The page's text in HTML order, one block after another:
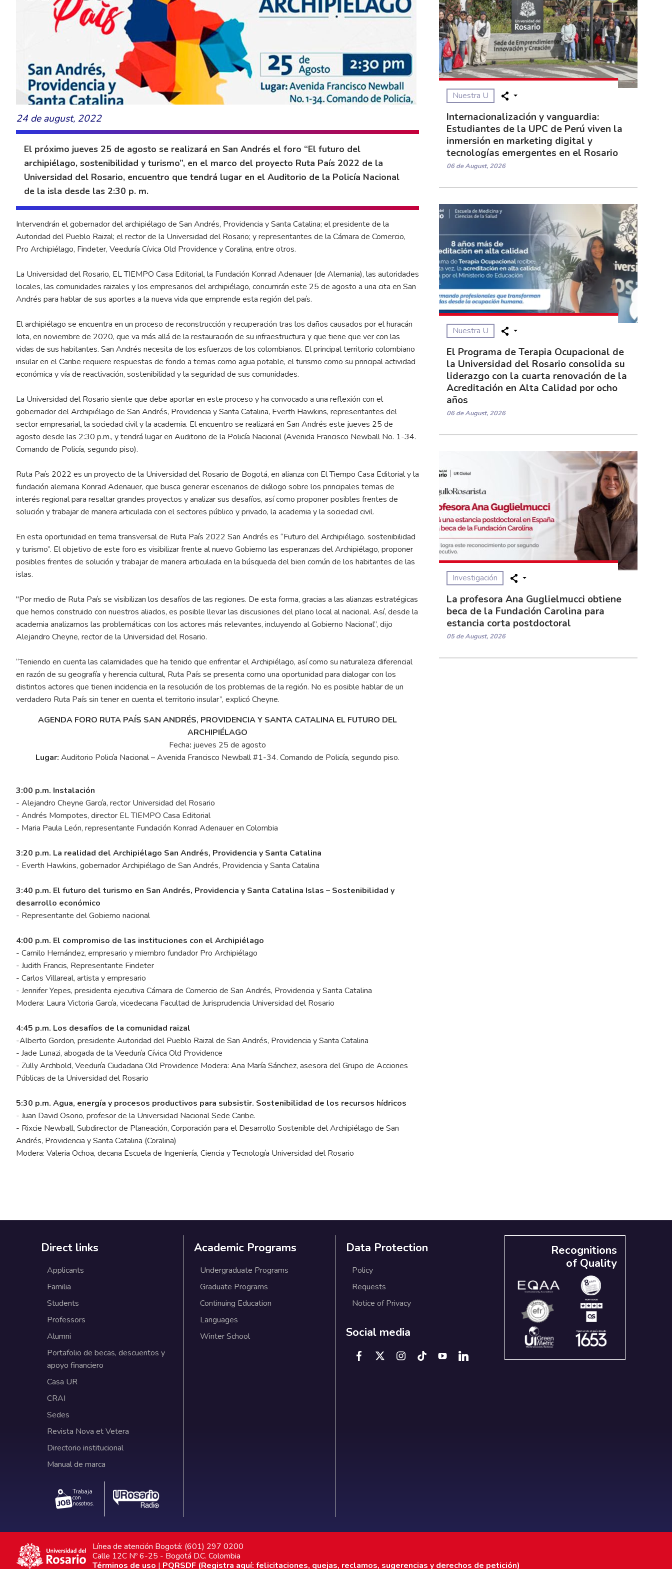
24 de august, 2022
El próximo jueves 25 de agosto se realizará en San Andrés el foro “El futuro del
archipiélago, sostenibilidad y turismo”, en el marco del proyecto Ruta País 2022 de la
Universidad del Rosario, encuentro que tendrá lugar en el Auditorio de la Policía Nacional
de la isla desde las 2:30 p. m.
Intervendrán el gobernador del archipiélago de San Andrés, Providencia y Santa Catalina; el presidente de la
Autoridad del Pueblo Raizal; el rector de la Universidad del Rosario; y representantes de la Cámara de Comercio,
Pro Archipiélago, Findeter, Veeduría Cívica Old Providence y Coralina, entre otros.
La Universidad del Rosario, EL TIEMPO Casa Editorial, la Fundación Konrad Adenauer (de Alemania), las autoridades
locales, las comunidades raizales y los empresarios del archipiélago, concurrirán este 25 de agosto a una cita en San
Andrés para hablar de sus aportes a la nueva vida que emprende esta región del país.
El archipiélago se encuentra en un proceso de reconstrucción y recuperación tras los daños causados por el huracán
Iota, en noviembre de 2020, que va más allá de la restauración de su infraestructura y que tiene que ver con las
vidas de sus habitantes. San Andrés necesita de los esfuerzos de los colombianos. El principal territorio colombiano
insular en el Caribe requiere respuestas de fondo a temas como agua potable, el turismo como su principal actividad
económica y vía de reactivación, sostenibilidad y la seguridad de sus comunidades.
La Universidad del Rosario siente que debe aportar en este proceso y ha convocado a una reflexión con el
gobernador del Archipiélago de San Andrés, Providencia y Santa Catalina, Everth Hawkins, representantes del
sector empresarial, la sociedad civil y la academia. El encuentro se realizará en San Andrés este jueves 25 de
agosto desde las 2:30 p.m., y tendrá lugar en Auditorio de la Policía Nacional (Avenida Francisco Newball No. 1-34.
Comando de Policía, segundo piso).
Ruta País 2022 es un proyecto de la Universidad del Rosario de Bogotá, en alianza con El Tiempo Casa Editorial y la
fundación alemana Konrad Adenauer, que busca generar escenarios de diálogo sobre los principales temas de
interés regional para resaltar grandes proyectos y analizar sus desafíos, así como proponer posibles frentes de
solución y trabajar de manera articulada con el sectores público y privado, la academia y la sociedad civil.
En esta oportunidad en tema transversal de Ruta País 2022 San Andrés es “Futuro del Archipiélago. sostenibilidad
y turismo”. El objetivo de este foro es visibilizar frente al nuevo Gobierno las esperanzas del Archipiélago, proponer
posibles frentes de solución y trabajar de manera articulada en la búsqueda del bien común de los habitantes de las
islas.
"Por medio de Ruta País se visibilizan los desafíos de las regiones. De esta forma, gracias a las alianzas estratégicas
que hemos construido con nuestros aliados, es posible llevar las discusiones del plano local al nacional. Así, desde la
academia analizamos las problemáticas con los actores más relevantes, incluyendo al Gobierno Nacional”, dijo
Alejandro Cheyne, rector de la Universidad del Rosario.
“Teniendo en cuenta las calamidades que ha tenido que enfrentar el Archipiélago, así como su naturaleza diferencial
en razón de su geografía y herencia cultural, Ruta País se presenta como una oportunidad para dialogar con los
distintos actores que tienen incidencia en la resolución de los problemas de la región. No es posible hablar de un
verdadero Ruta País sin tener en cuenta el territorio insular”, explicó Cheyne.
AGENDA FORO RUTA PAÍS SAN ANDRÉS, PROVIDENCIA Y SANTA CATALINA EL FUTURO DEL
ARCHIPIÉLAGO
Fecha: jueves 25 de agosto
Lugar: Auditorio Policía Nacional – Avenida Francisco Newball #1-34. Comando de Policía, segundo piso.
3:00 p.m. Instalación
- Alejandro Cheyne García, rector Universidad del Rosario
- Andrés Mompotes, director EL TIEMPO Casa Editorial
- Maria Paula León, representante Fundación Konrad Adenauer en Colombia
3:20 p.m. La realidad del Archipiélago San Andrés, Providencia y Santa Catalina
- Everth Hawkins, gobernador Archipiélago de San Andrés, Providencia y Santa Catalina
3:40 p.m. El futuro del turismo en San Andrés, Providencia y Santa Catalina Islas – Sostenibilidad y
desarrollo económico
- Representante del Gobierno nacional
4:00 p.m. El compromiso de las instituciones con el Archipiélago
- Camilo Hernández, empresario y miembro fundador Pro Archipiélago
- Judith Francis, Representante Findeter
- Carlos Villareal, artista y empresario
- Jennifer Yepes, presidenta ejecutiva Cámara de Comercio de San Andrés, Providencia y Santa Catalina
Modera: Laura Victoria García, vicedecana Facultad de Jurisprudencia Universidad del Rosario
4:45 p.m. Los desafíos de la comunidad raizal
-Alberto Gordon, presidente Autoridad del Pueblo Raizal de San Andrés, Providencia y Santa Catalina
- Jade Lunazi, abogada de la Veeduría Cívica Old Providence
- Zully Archbold, Veeduría Ciudadana Old Providence Modera: Ana María Sánchez, asesora del Grupo de Acciones
Públicas de la Universidad del Rosario
5:30 p.m. Agua, energía y procesos productivos para subsistir. Sostenibilidad de los recursos hídricos
- Juan David Osorio, profesor de la Universidad Nacional Sede Caribe.
- Rixcie Newball, Subdirector de Planeación, Corporación para el Desarrollo Sostenible del Archipiélago de San
Andrés, Providencia y Santa Catalina (Coralina)
Modera: Valeria Ochoa, decana Escuela de Ingeniería, Ciencia y Tecnología Universidad del Rosario
Nuestra U
Internacionalización y vanguardia:
Estudiantes de la UPC de Perú viven la
inmersión en marketing digital y
tecnologías emergentes en el Rosario
06 de August, 2026
Nuestra U
El Programa de Terapia Ocupacional de
la Universidad del Rosario consolida su
liderazgo con la cuarta renovación de la
Acreditación en Alta Calidad por ocho
años
06 de August, 2026
Investigación
La profesora Ana Guglielmucci obtiene
beca de la Fundación Carolina para
estancia corta postdoctoral
05 de August, 2026
Direct links
Applicants
Familia
Students
Professors
Alumni
Portafolio de becas, descuentos y
apoyo financiero
Casa UR
CRAI
Sedes
Revista Nova et Vetera
Directorio institucional
Manual de marca
Trabaja
con
nosotros.
Academic Programs
Undergraduate Programs
Graduate Programs
Continuing Education
Languages
Winter School
Data Protection
Policy
Requests
Notice of Privacy
Social media
Recognitions
of Quality
Línea de atención Bogotá: (601) 297 0200
Calle 12C Nº 6-25 - Bogotá D.C. Colombia
Términos de uso | PQRSDF (Registra aquí: felicitaciones, quejas, reclamos, sugerencias y derechos de petición)